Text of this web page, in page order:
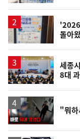
'2026
돌아
세종
8대
영
상
"뭐하